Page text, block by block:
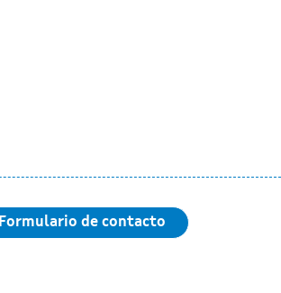
Formulario de contacto